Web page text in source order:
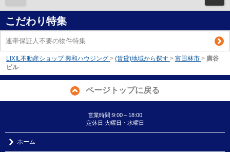
こだわり特集
連帯保証人不要の物件特集
LIXIL不動産ショップ 興和ハウジング > (賃貸)地域から探す > 富田林市 > 廣谷
ビル
ページトップに戻る
営業時間:9:00～18:00
定休日:火曜日・水曜日
ホーム